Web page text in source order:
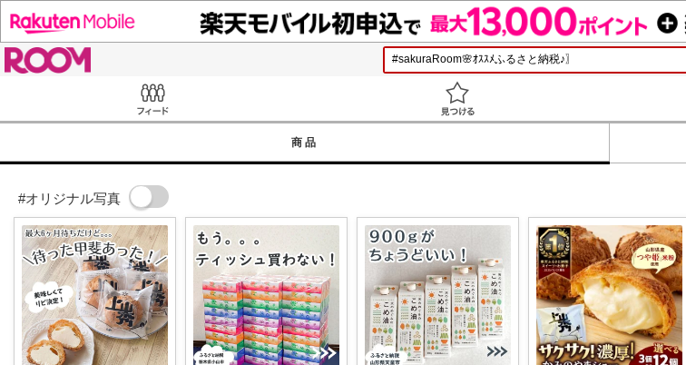
商品
#オリジナル写真